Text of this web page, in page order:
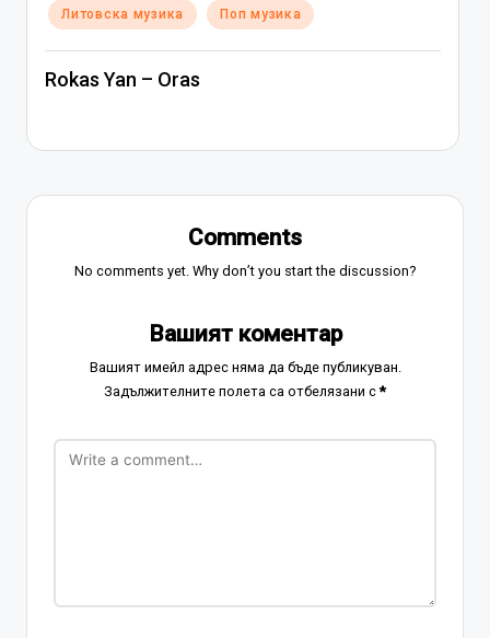
Posted
in
Литовска музика Поп музика
Rokas Yan – Oras
Comments
No comments yet. Why don’t you start the discussion?
Вашият коментар
Вашият имейл адрес няма да бъде публикуван.
Задължителните полета са отбелязани с*